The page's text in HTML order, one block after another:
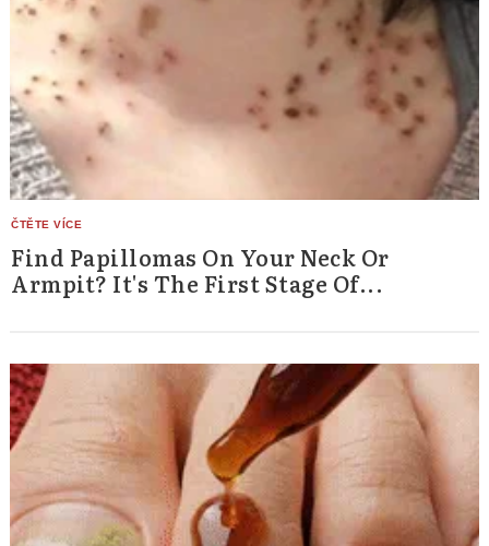
Find Papillomas On Your Neck Or
Armpit? It's The First Stage Of...